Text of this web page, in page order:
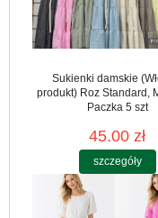
Sukienki damskie
produkt) Roz Standard,
Paczka 5 szt
45.00 zł
szczegóły